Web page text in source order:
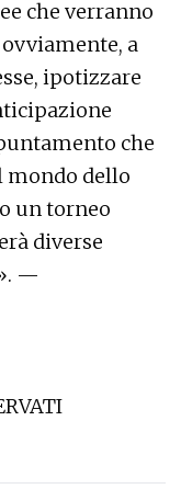
che verranno
a
ipotizzare
che
dello
un torneo
diverse
—